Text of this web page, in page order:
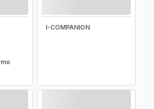
I-COMPANION